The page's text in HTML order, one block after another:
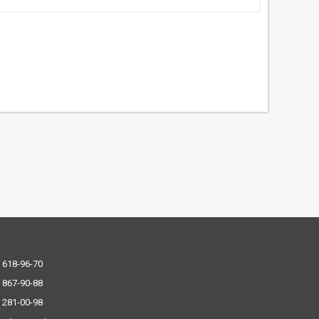
96-70
90-88
00-98